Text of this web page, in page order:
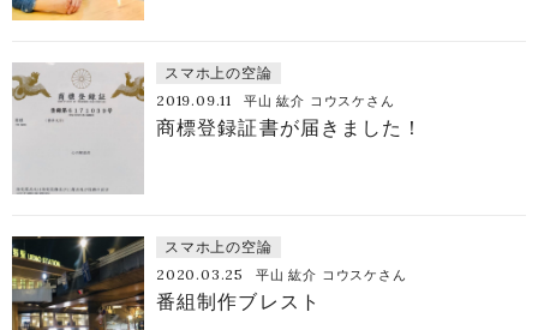
スマホ上の空論
2019.09.11 平山 紘介 コウスケさん
商標登録証書が届きました！
スマホ上の空論
2020.03.25 平山 紘介 コウスケさん
番組制作ブレスト